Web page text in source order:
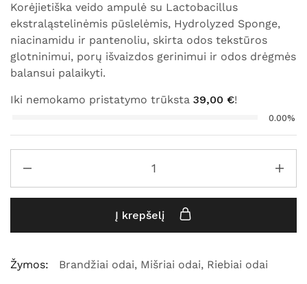
Korėjietiška veido ampulė su Lactobacillus
ekstraląstelinėmis pūslelėmis, Hydrolyzed Sponge,
niacinamidu ir pantenoliu, skirta odos tekstūros
glotninimui, porų išvaizdos gerinimui ir odos drėgmės
balansui palaikyti.
Iki nemokamo pristatymo trūksta 39,00 €!
0.00%
Į krepšelį
Žymos: Brandžiai odai, Mišriai odai, Riebiai odai